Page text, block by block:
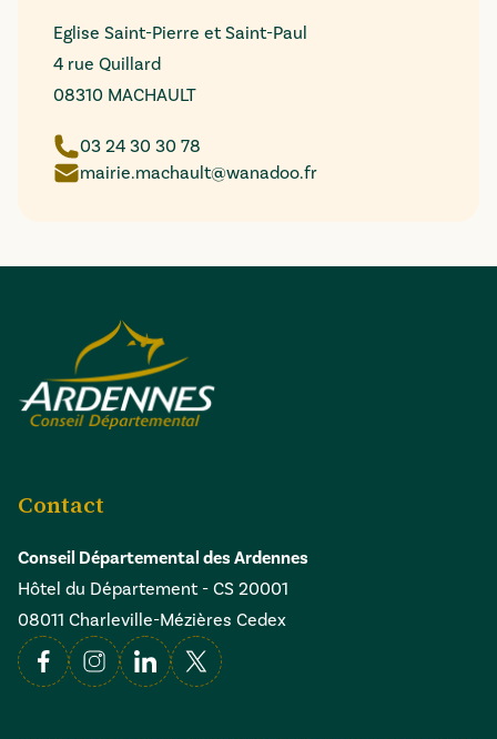
Eglise Saint-Pierre et Saint-Paul
4 rue Quillard
08310 MACHAULT
03 24 30 30 78
mairie.machault@wanadoo.fr
Contact
Conseil Départemental des Ardennes
Hôtel du Département - CS 20001
08011 Charleville-Mézières Cedex
FacebookInstagramLinkedin
X